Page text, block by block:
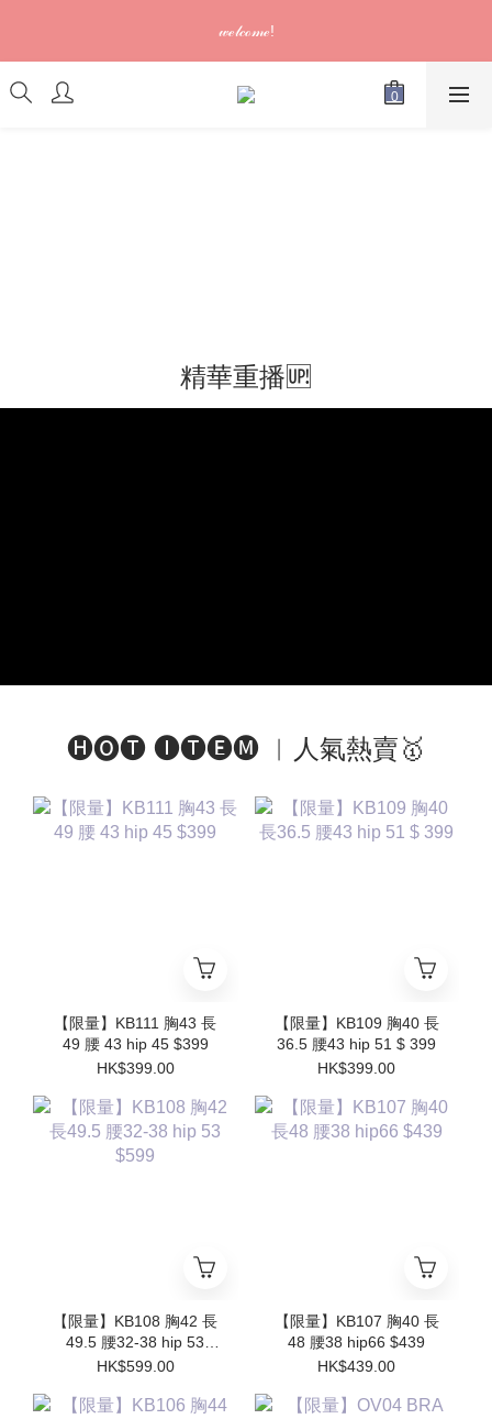
電郵為準)
𝓌ℯ𝓁𝒸ℴ𝓂ℯ!
訂單可供取貨/發貨後會發出電郵通知，請填妥正確資料 (*通知以
電郵為準)
精華重播🆙
🅗🅞🅣 🅘🅣🅔🅜 ︱人氣熱賣🥇
【限量】KB111 胸43 長
49 腰 43 hip 45 $399
HK$399.00
【限量】KB109 胸40 長
36.5 腰43 hip 51 $ 399
HK$399.00
【限量】KB108 胸42 長
49.5 腰32-38 hip 53
$599
HK$599.00
【限量】KB107 胸40 長
48 腰38 hip66 $439
HK$439.00